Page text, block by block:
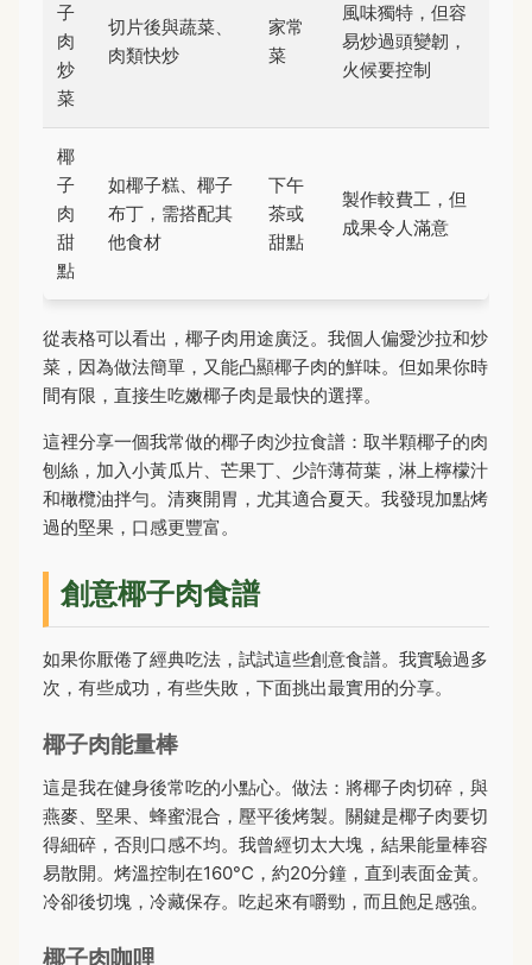
子
肉
炒
菜
切片後與蔬菜、
肉類快炒
家常
菜
風味獨特，但容
易炒過頭變韌，
火候要控制
椰
子
肉
甜
點
如椰子糕、椰子
布丁，需搭配其
他食材
下午
茶或
甜點
製作較費工，但
成果令人滿意
從表格可以看出，椰子肉用途廣泛。我個人偏愛沙拉和炒
菜，因為做法簡單，又能凸顯椰子肉的鮮味。但如果你時
間有限，直接生吃嫩椰子肉是最快的選擇。
這裡分享一個我常做的椰子肉沙拉食譜：取半顆椰子的肉
刨絲，加入小黃瓜片、芒果丁、少許薄荷葉，淋上檸檬汁
和橄欖油拌勻。清爽開胃，尤其適合夏天。我發現加點烤
過的堅果，口感更豐富。
創意椰子肉食譜
如果你厭倦了經典吃法，試試這些創意食譜。我實驗過多
次，有些成功，有些失敗，下面挑出最實用的分享。
椰子肉能量棒
這是我在健身後常吃的小點心。做法：將椰子肉切碎，與
燕麥、堅果、蜂蜜混合，壓平後烤製。關鍵是椰子肉要切
得細碎，否則口感不均。我曾經切太大塊，結果能量棒容
易散開。烤溫控制在160°C，約20分鐘，直到表面金黃。
冷卻後切塊，冷藏保存。吃起來有嚼勁，而且飽足感強。
椰子肉咖哩